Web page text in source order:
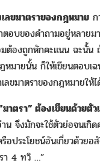
ลขมาตราของกฎหมาย
อบของคำถามอยู่หลายม
องถูกหักคะแนน ฉะนั้น ถ้
ฎหมายนั้น ก็ให้เขียนตอ
ลขมาตราของกฎหมายให้
าตรา” ต้องเขียนด้วยตัว
น จึงมักจะใช้ตัวย่อจนเ
ประโยชน์อันเกี่ยวด้วยอ
า 4 ทวิ …”